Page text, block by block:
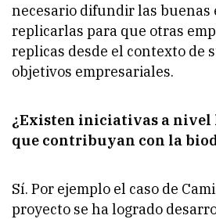
necesario difundir las buenas
replicarlas para que otras
replicas desde el contexto de
objetivos empresariales.
¿Existen iniciativas a nivel
que contribuyan con la
Sí. Por ejemplo el caso de
proyecto se ha logrado